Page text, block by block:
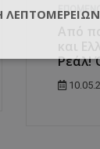
Από
Ρεάλ!
ΛΕΠΤΟΜΕΡΕΙΏΝ